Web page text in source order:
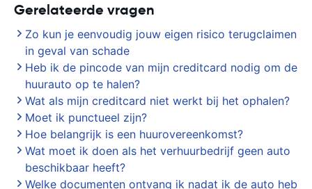
Gerelateerde vragen
Zo kun je eenvoudig jouw eigen risico terugclaimen
in geval van schade
Heb ik de pincode van mijn creditcard nodig om de
huurauto op te halen?
Wat als mijn creditcard niet werkt bij het ophalen?
Moet ik punctueel zijn?
Hoe belangrijk is een huurovereenkomst?
Wat moet ik doen als het verhuurbedrijf geen auto
beschikbaar heeft?
Welke documenten ontvang ik nadat ik de auto heb